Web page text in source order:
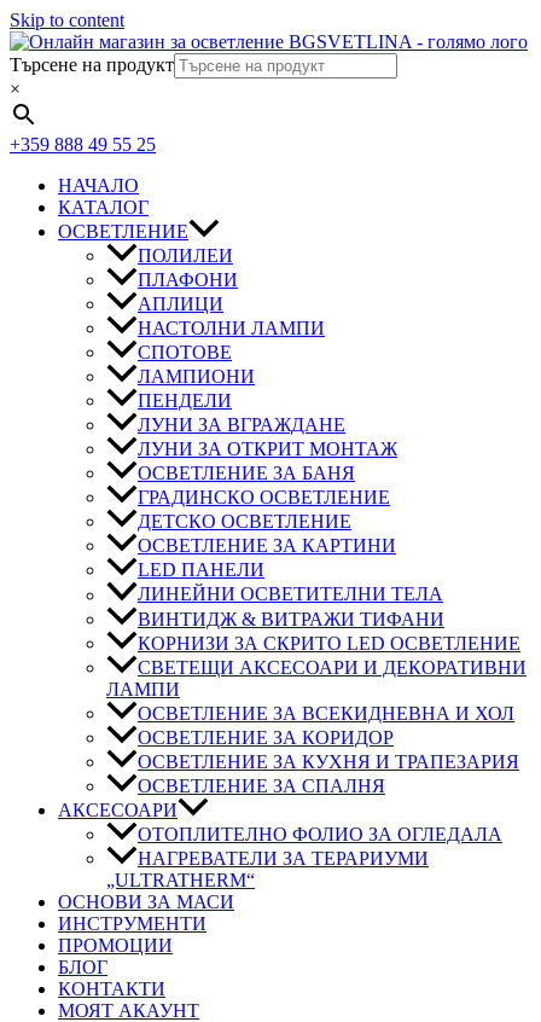
Skip to content
Търсене на продукт
×
+359 888 49 55 25
НАЧАЛО
КАТАЛОГ
ОСВЕТЛЕНИЕ
ПОЛИЛЕИ
ПЛАФОНИ
АПЛИЦИ
НАСТОЛНИ ЛАМПИ
СПОТОВЕ
ЛАМПИОНИ
ПЕНДЕЛИ
ЛУНИ ЗА ВГРАЖДАНЕ
ЛУНИ ЗА ОТКРИТ МОНТАЖ
ОСВЕТЛЕНИЕ ЗА БАНЯ
ГРАДИНСКО ОСВЕТЛЕНИЕ
ДЕТСКО ОСВЕТЛЕНИЕ
ОСВЕТЛЕНИЕ ЗА КАРТИНИ
LED ПАНЕЛИ
ЛИНЕЙНИ ОСВЕТИТЕЛНИ ТЕЛА
ВИНТИДЖ & ВИТРАЖИ ТИФАНИ
КОРНИЗИ ЗА СКРИТО LED ОСВЕТЛЕНИЕ
СВЕТЕЩИ АКСЕСОАРИ И ДЕКОРАТИВНИ
ЛАМПИ
ОСВЕТЛЕНИЕ ЗА ВСЕКИДНЕВНА И ХОЛ
ОСВЕТЛЕНИЕ ЗА КОРИДОР
ОСВЕТЛЕНИЕ ЗА КУХНЯ И ТРАПЕЗАРИЯ
ОСВЕТЛЕНИЕ ЗА СПАЛНЯ
АКСЕСОАРИ
ОТОПЛИТЕЛНО ФОЛИО ЗА ОГЛЕДАЛА
НАГРЕВАТЕЛИ ЗА ТЕРАРИУМИ
„ULTRATHERM“
ОСНОВИ ЗА МАСИ
ИНСТРУМЕНТИ
ПРОМОЦИИ
БЛОГ
КОНТАКТИ
МОЯТ АКАУНТ